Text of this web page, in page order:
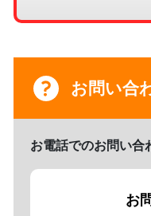
お問い合
お電話でのお問い合
お